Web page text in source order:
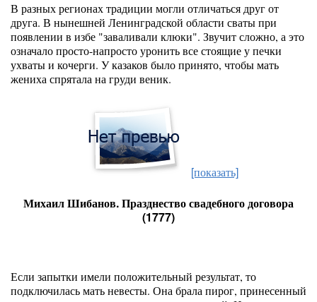
В разных регионах традиции могли отличаться друг от
друга. В нынешней Ленинградской области сваты при
появлении в избе "заваливали клюки". Звучит сложно, а это
означало просто-напросто уронить все стоящие у печки
ухваты и кочерги. У казаков было принято, чтобы мать
жениха спрятала на груди веник.
[показать]
Михаил Шибанов. Празднество свадебного договора
(1777)
Если запытки имели положительный результат, то
подключилась мать невесты. Она брала пирог, принесенный